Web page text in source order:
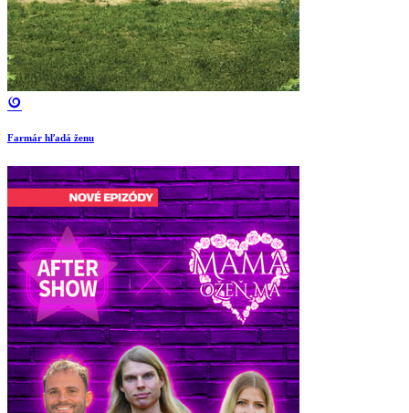
Farmár hľadá ženu